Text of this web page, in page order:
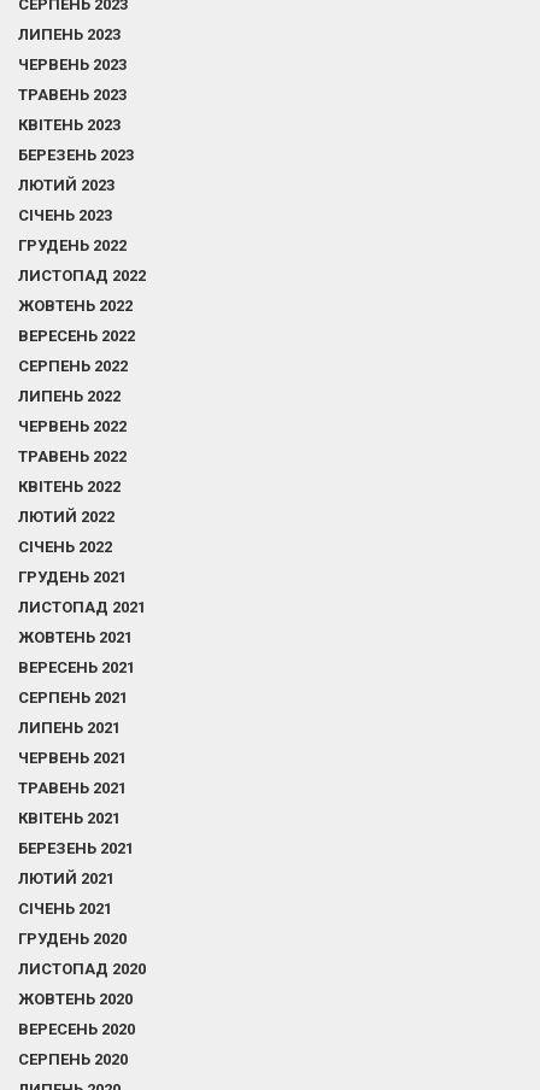
СЕРПЕНЬ 2023
ЛИПЕНЬ 2023
ЧЕРВЕНЬ 2023
ТРАВЕНЬ 2023
КВІТЕНЬ 2023
БЕРЕЗЕНЬ 2023
ЛЮТИЙ 2023
СІЧЕНЬ 2023
ГРУДЕНЬ 2022
ЛИСТОПАД 2022
ЖОВТЕНЬ 2022
ВЕРЕСЕНЬ 2022
СЕРПЕНЬ 2022
ЛИПЕНЬ 2022
ЧЕРВЕНЬ 2022
ТРАВЕНЬ 2022
КВІТЕНЬ 2022
ЛЮТИЙ 2022
СІЧЕНЬ 2022
ГРУДЕНЬ 2021
ЛИСТОПАД 2021
ЖОВТЕНЬ 2021
ВЕРЕСЕНЬ 2021
СЕРПЕНЬ 2021
ЛИПЕНЬ 2021
ЧЕРВЕНЬ 2021
ТРАВЕНЬ 2021
КВІТЕНЬ 2021
БЕРЕЗЕНЬ 2021
ЛЮТИЙ 2021
СІЧЕНЬ 2021
ГРУДЕНЬ 2020
ЛИСТОПАД 2020
ЖОВТЕНЬ 2020
ВЕРЕСЕНЬ 2020
СЕРПЕНЬ 2020